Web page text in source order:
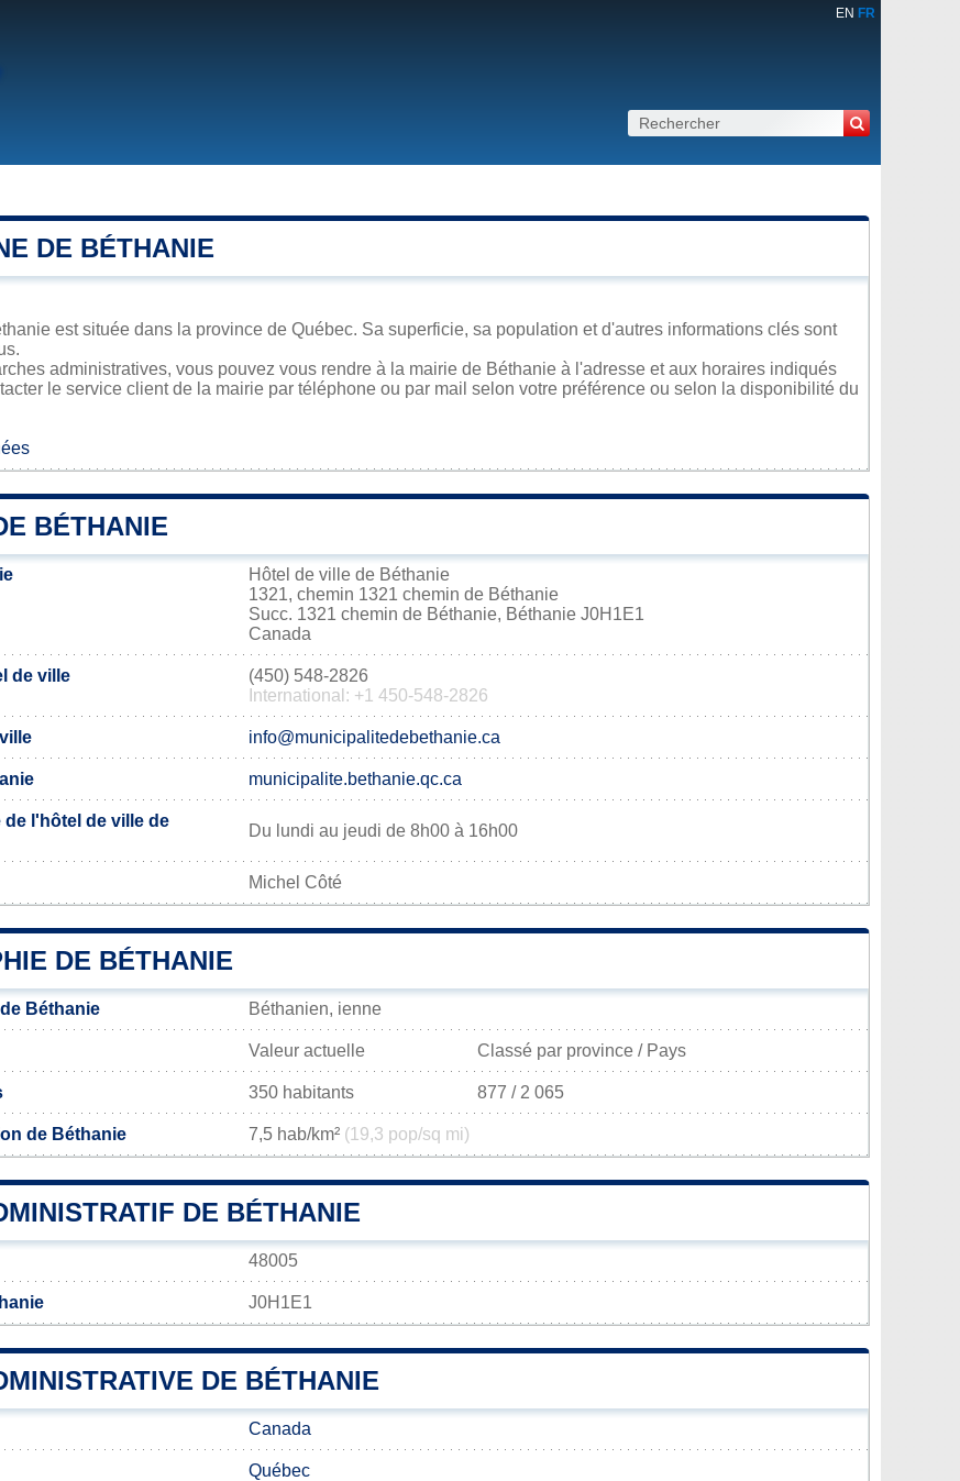
EN FR
DE BÉTHANIE
est située dans la province de Québec. Sa superficie, sa population et d'autres informations clés sont
administratives, vous pouvez vous rendre à la mairie de Béthanie à l'adresse et aux horaires indiqués
le service client de la mairie par téléphone ou par mail selon votre préférence ou selon la disponibilité du
BÉTHANIE
Hôtel de ville de Béthanie
1321, chemin 1321 chemin de Béthanie
Succ. 1321 chemin de Béthanie, Béthanie J0H1E1
Canada
de ville
(450) 548-2826
International: +1 450-548-2826
info@municipalitedebethanie.ca
municipalite.bethanie.qc.ca
l'hôtel de ville de
Du lundi au jeudi de 8h00 à 16h00
Michel Côté
DE BÉTHANIE
Béthanie Béthanien, ienne
Valeur actuelle Classé par province / Pays
350 habitants 877 / 2 065
de Béthanie 7,5 hab/km² (19,3 pop/sq mi)
DE BÉTHANIE
48005
J0H1E1
DE BÉTHANIE
Canada
Québec